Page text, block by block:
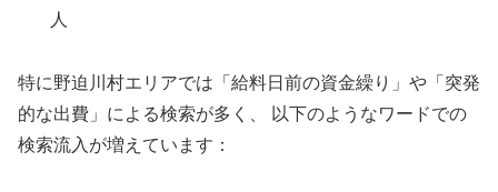
人
特に野迫川村エリアでは「給料日前の資金繰り」や「突発
的な出費」による検索が多く、 以下のようなワードでの
検索流入が増えています：